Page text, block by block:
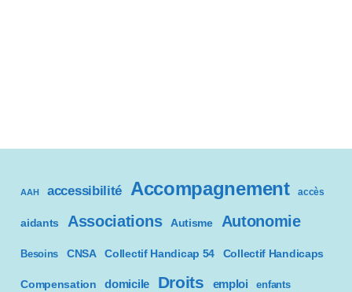
AAH accessibilité Accompagnement accès
aidants Associations Autisme Autonomie
Besoins CNSA Collectif Handicap 54 Collectif Handicaps
Compensation domicile Droits emploi enfants